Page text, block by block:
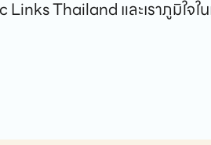
Thailand และเราภูมิใจใน